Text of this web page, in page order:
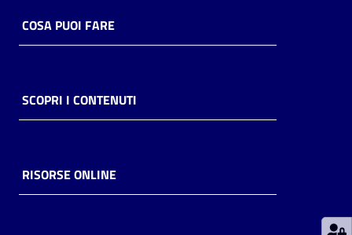
Piani
Decentrate
COSA PUOI FARE
SCOPRI I CONTENUTI
RISORSE ONLINE